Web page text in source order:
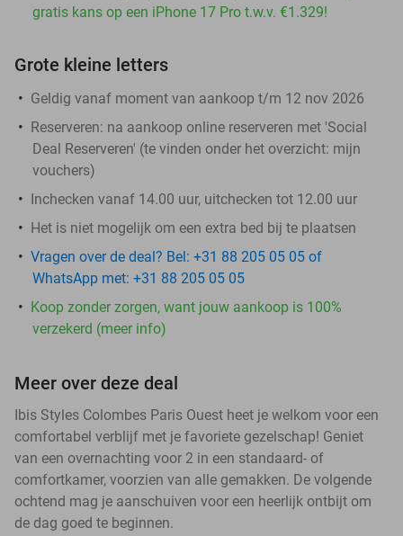
gratis kans op een iPhone 17 Pro t.w.v. €1.329!
Grote kleine letters
Geldig vanaf moment van aankoop t/m 12 nov 2026
Reserveren: na aankoop online reserveren met 'Social
Deal Reserveren' (te vinden onder het overzicht: mijn
vouchers)
Inchecken vanaf 14.00 uur, uitchecken tot 12.00 uur
Het is niet mogelijk om een extra bed bij te plaatsen
Vragen over de deal? Bel: +31 88 205 05 05 of
WhatsApp met: +31 88 205 05 05
Koop zonder zorgen, want jouw aankoop is 100%
verzekerd (meer info)
Meer over deze deal
Ibis Styles Colombes Paris Ouest heet je welkom voor een
comfortabel verblijf met je favoriete gezelschap! Geniet
van een overnachting voor 2 in een standaard- of
comfortkamer, voorzien van alle gemakken. De volgende
ochtend mag je aanschuiven voor een heerlijk ontbijt om
de dag goed te beginnen.